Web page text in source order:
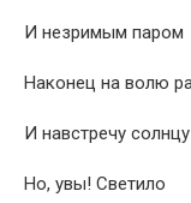
И незримым паром
Наконец на волю
И навстречу
Но, увы! Светило